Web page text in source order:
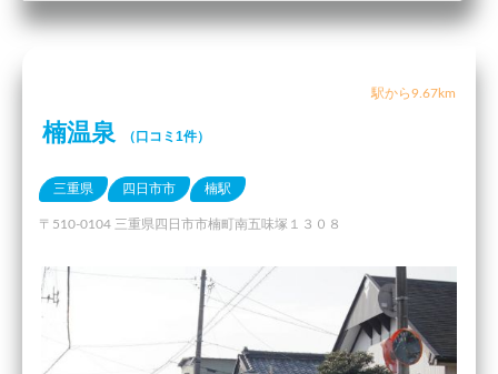
駅から9.67km
楠温泉 （口コミ1件）
三重県 四日市市 楠駅
〒510-0104 三重県四日市市楠町南五味塚１３０８